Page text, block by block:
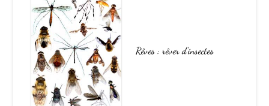
Rêves : rêver d’insectes